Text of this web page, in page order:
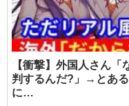
【衝撃】外国人さん
判するんだ?」→とあ
に…